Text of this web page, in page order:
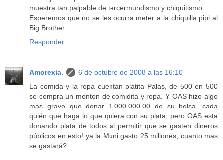
muestra tan palpable de tercermundismo y chiquitismo.
Esperemos que no se les ocurra meter a la chiquilla pipi al
Big Brother.
Responder
Amorexia.
6 de octubre de 2008 a las 16:10
La comida y la ropa cuentan platita Palas, de 500 en 500
se compra un monton de comidita y ropa. Y OAS hizo algo
mas grave que donar 1.000.000.00 de su bolsa, cada
quién que haga lo que quiera con su plata, pero OAS esta
donando plata de todos al permitir que se gasten dineros
públicos en esto! ya la Muni gasto 25 millones, cuanto mas
se gastará?